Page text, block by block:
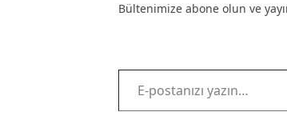
Bültenimize abone olun ve
E-postanızı yazın…